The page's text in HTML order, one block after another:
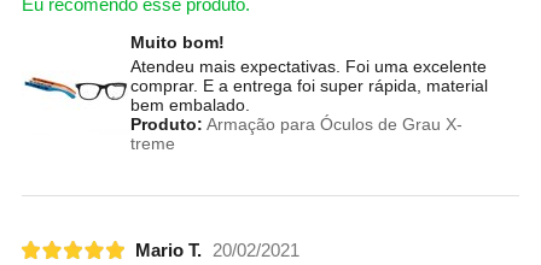
Eu recomendo esse produto.
Muito bom!
Atendeu mais expectativas. Foi uma excelente
comprar. E a entrega foi super rápida, material
bem embalado.
Produto: Armação para Óculos de Grau X-
treme
Mario T.
20/02/2021